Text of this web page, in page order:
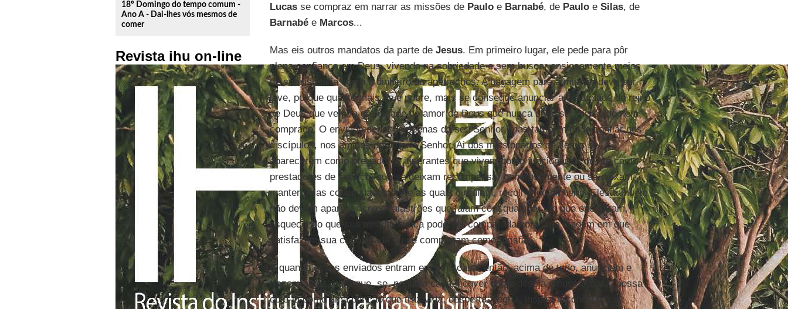
18º Domingo do tempo comum -
Ano A - Dai-lhes vós mesmos de
comer
Revista ihu on-line
Lucasse compraz em narrar as missões de Pauloe Barnabé, de Pauloe Silas, de
Barnabée Marcos...
Mas eis outros mandatos da parte de Jesus. Em primeiro lugar, ele pede para pôr
plena confiança em Deus, vivendo na sobriedade e sem buscar ansiosamente meios
de subsistência como o dinheiro ou apetrechos. A bagagem para a missão deve ser
leve, porque quanto mais se é pobre, mais se consegue anunciar a gratuidade do reino
de Deus que vem, a gratuidade do amor de Deus que nunca deve ser merecido nem
comprado. O enviado depende apenas do seu Senhor, mas também pode confiar nos
discípulos, nos amigos do próprio Senhor. Ai dos missionários de Jesus se
aparecerem como pregadores itinerantes que vivem como funcionários ou até como
prestadores de serviço, que se deixam recompensar generosamente ou se deixam
manter pelas comunidades entre as quais circulam, recolhendo dinheiro. Eles também
não devem aparecer como falastrões que falam com qualquer um que encontram,
esquecendo que sua missão nunca pode ser comparada com uma viagem em que
satisfazem sua curiosidade ou se comportam como turistas.
E quando esses enviados entram em uma casa, então, acima de tudo, anunciam e
trazem a paz, para que, se, naquela casa, houver quem deseja e busca a paz, possa
obtê-la como uma bênção que traz vida, desperta alegria, inspira reconciliação.